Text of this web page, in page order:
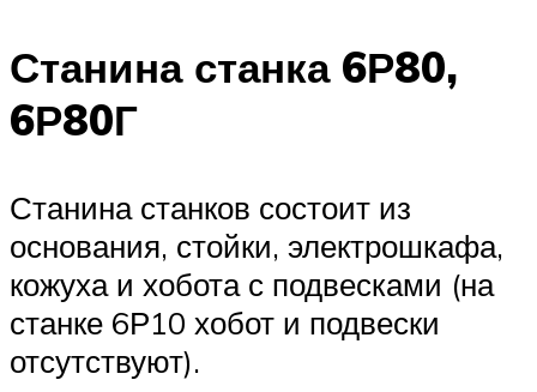
Станина станка 6Р80,
6Р80Г
Станина станков состоит из
основания, стойки, электрошкафа,
кожуха и хобота с подвесками (на
станке 6Р10 хобот и подвески
отсутствуют).